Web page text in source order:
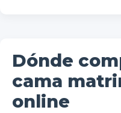
Dónde
cama
online